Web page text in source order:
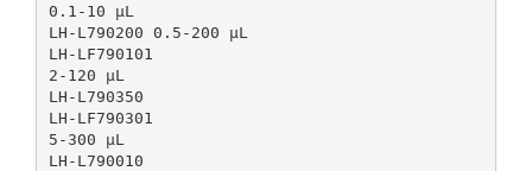
0.1-10 µL
LH-L790200 0.5-200 μL
LH-LF790101
2-120 µL
LH-L790350
LH-LF790301
5-300 µL
LH-L790010